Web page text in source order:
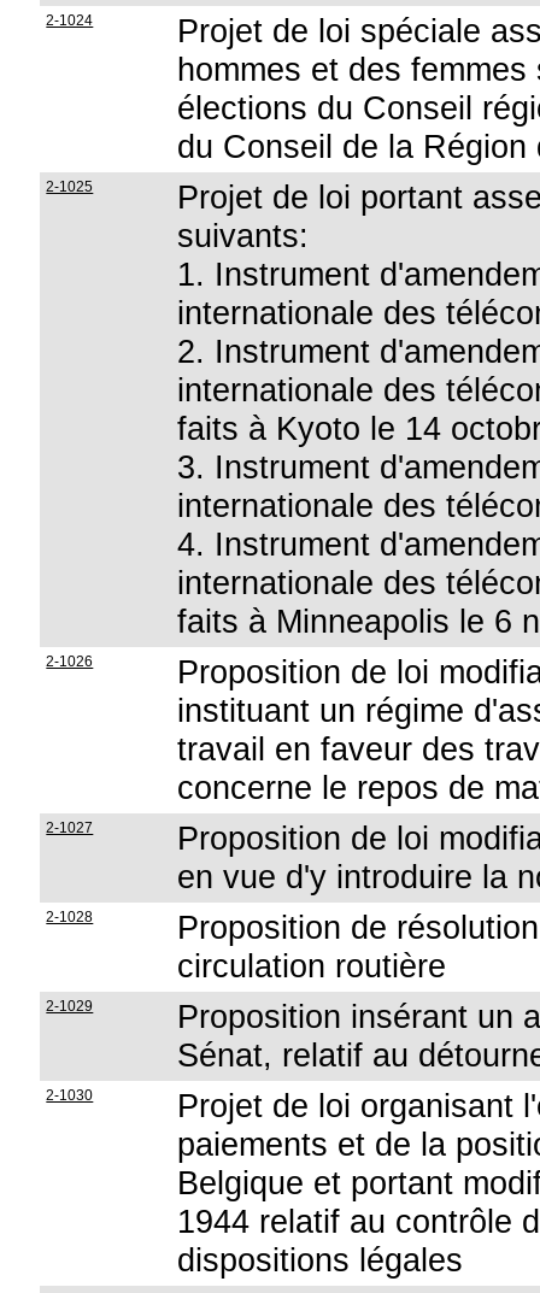
2-1024
Projet de loi spéciale
hommes et des
élections du Conseil
du Conseil de la
2-1025
Projet de loi portant
suivants:
1. Instrument
internationale des
2. Instrument
internationale des
faits à Kyoto le 14
3. Instrument
internationale des
4. Instrument
internationale des
faits à Minneapolis le 6
2-1026
Proposition de loi
instituant un régime
travail en faveur des
concerne le repos de
2-1027
Proposition de loi
en vue d'y introduire la
2-1028
Proposition de
circulation routière
2-1029
Proposition insérant un
Sénat, relatif au
2-1030
Projet de loi organisant
paiements et de la
Belgique et portant
1944 relatif au contrôle
dispositions légales